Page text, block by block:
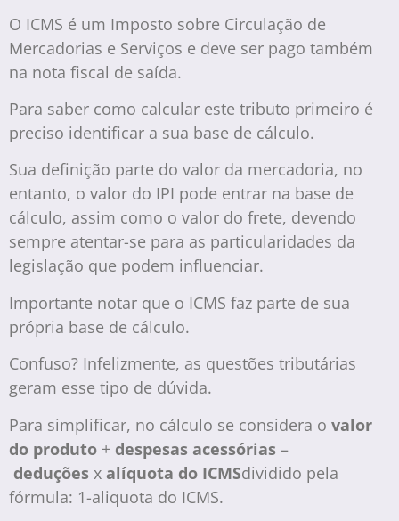
O ICMS é um Imposto sobre Circulação de
Mercadorias e Serviços e deve ser pago também
na nota fiscal de saída.
Para saber como calcular este tributo primeiro é
preciso identificar a sua base de cálculo.
Sua definição parte do valor da mercadoria, no
entanto, o valor do IPI pode entrar na base de
cálculo, assim como o valor do frete, devendo
sempre atentar-se para as particularidades da
legislação que podem influenciar.
Importante notar que o ICMS faz parte de sua
própria base de cálculo.
Confuso? Infelizmente, as questões tributárias
geram esse tipo de dúvida.
Para simplificar, no cálculo se considera o valor
do produto + despesas acessórias –
deduções x alíquota do ICMSdividido pela
fórmula: 1-aliquota do ICMS.